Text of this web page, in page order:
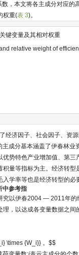
，本文将各主成分对应
权重(表 3)。
键变量及其相对权重
relative weight of
经济因子、社会因子、资
成分基本涵盖了伊春林
势特色产业增加值、第
量等指标为主。经济转
学率等也是经济转型的
中参考指
究以伊春2004 — 2011年
，以达成各变量数据之
\times {W_i}} 。$$